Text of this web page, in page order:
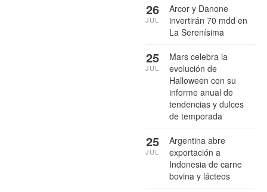
Arcor y Danone
invertirán 70 mdd en
La Serenísima
26
JUL
Mars celebra la
evolución de
Halloween con su
informe anual de
tendencias y dulces
de temporada
25
JUL
Argentina abre
exportación a
Indonesia de carne
bovina y lácteos
25
JUL